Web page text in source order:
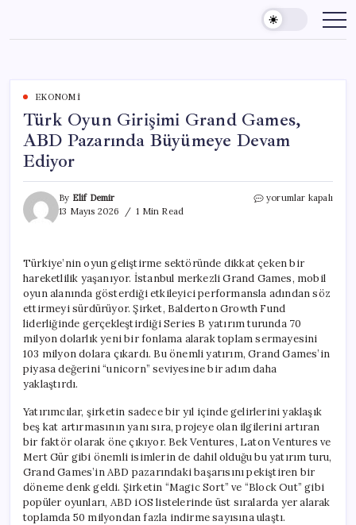
content
EKONOMI
Türk Oyun Girişimi Grand Games,
ABD Pazarında Büyümeye Devam
Ediyor
By Elif Demir
13 Mayıs 2026
1 Min Read
Türk
ABD
Pazarında
Büyümeye
Devam
Ediyor
yorumlar kapalı
Türkiye’nin oyun geliştirme sektöründe dikkat çeken bir
hareketlilik yaşanıyor. İstanbul merkezli Grand Games, mobil
oyun alanında gösterdiği etkileyici performansla adından söz
ettirmeyi sürdürüyor. Şirket, Balderton Growth Fund
liderliğinde gerçekleştirdiği Series B yatırım turunda 70
milyon dolarlık yeni bir fonlama alarak toplam sermayesini
103 milyon dolara çıkardı. Bu önemli yatırım, Grand Games’in
piyasa değerini “unicorn” seviyesine bir adım daha
yaklaştırdı.
Yatırımcılar, şirketin sadece bir yıl içinde gelirlerini yaklaşık
beş kat artırmasının yanı sıra, projeye olan ilgilerini artıran
bir faktör olarak öne çıkıyor. Bek Ventures, Laton Ventures ve
Mert Gür gibi önemli isimlerin de dahil olduğu bu yatırım turu,
Grand Games’in ABD pazarındaki başarısını pekiştiren bir
döneme denk geldi. Şirketin “Magic Sort” ve “Block Out” gibi
popüler oyunları, ABD iOS listelerinde üst sıralarda yer alarak
toplamda 50 milyondan fazla indirme sayısına ulaştı.